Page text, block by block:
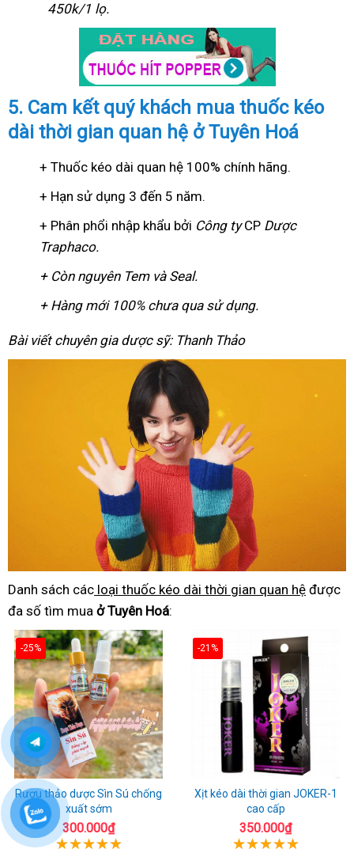
450k/1 lọ.
5. Cam kết quý khách mua thuốc kéo
dài thời gian quan hệ ở Tuyên Hoá
+ Thuốc kéo dài quan hệ 100% chính hãng.
+ Hạn sử dụng 3 đến 5 năm.
+ Phân phổi nhập khẩu bởi Công tyCP Dược
Traphaco.
+ Còn nguyên Tem và Seal.
+ Hàng mới 100% chưa qua sử dụng.
Bài viết chuyên gia dược sỹ: Thanh Thảo
Danh sách các loại thuốc kéo dài thời gian quan hệ được
đa số tìm mua ở Tuyên Hoá:
-25%
Rượu thảo dược Sìn Sú chống
xuất sớm
300.000₫
-21%
Xịt kéo dài thời gian JOKER-1
cao cấp
350.000₫